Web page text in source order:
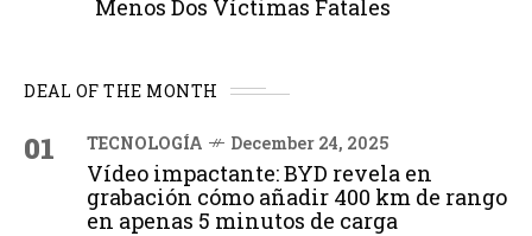
Menos Dos Víctimas Fatales
DEAL OF THE MONTH
01 TECNOLOGÍA December 24, 2025
Vídeo impactante: BYD revela en
grabación cómo añadir 400 km de rango
en apenas 5 minutos de carga